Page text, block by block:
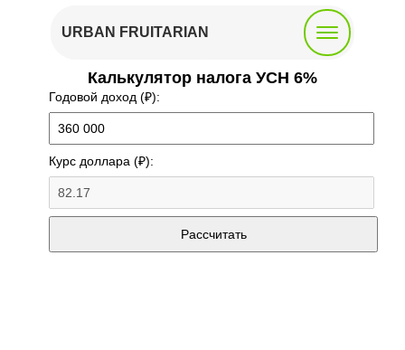
URBAN FRUITARIAN
Калькулятор налога УСН 6%
Годовой доход (₽):
Курс доллара (₽):
Рассчитать